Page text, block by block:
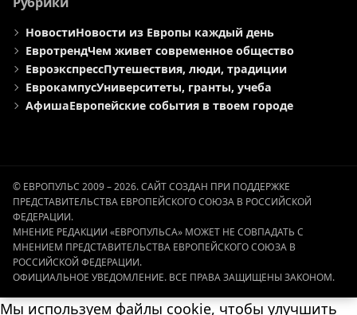
НовостиНовости из Европы каждый день
ЕвротрендЧем живет современное общество
ЕвроэкспрессПутешествия, люди, традиции
ЕврокампусУниверситеты, гранты, учеба
АфишаЕвропейские события в твоем городе
© ЕВРОПУЛЬС 2009 – 2026. САЙТ СОЗДАН ПРИ ПОДДЕРЖКЕ
ПРЕДСТАВИТЕЛЬСТВА ЕВРОПЕЙСКОГО СОЮЗА В РОССИЙСКОЙ
ФЕДЕРАЦИИ.
МНЕНИЕ РЕДАКЦИИ «ЕВРОПУЛЬСА» МОЖЕТ НЕ СОВПАДАТЬ С
МНЕНИЕМ ПРЕДСТАВИТЕЛЬСТВА ЕВРОПЕЙСКОГО СОЮЗА В
РОССИЙСКОЙ ФЕДЕРАЦИИ.
ОФИЦИАЛЬНОЕ УВЕДОМЛЕНИЕ. ВСЕ ПРАВА ЗАЩИЩЕНЫ ЗАКОНОМ.
Мы используем файлы cookie, чтобы улучшить